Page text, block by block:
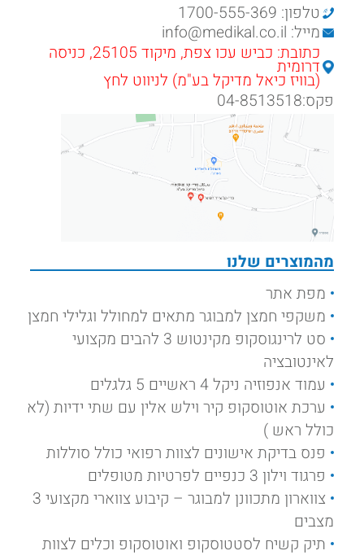
מהמוצרים שלנו
מפת אתר
משקפי חמצן למבוגר מתאים למחולל וגלילי חמצן
סט לרינגוסקופ מקינטוש 3 להבים מקצועי
לאינטובציה
עמוד אנפוזיה ניקל 4 ראשיים 5 גלגלים
ערכת אוטוסקופ קיר וילש אלין עם שתי ידיות (לא
כולל ראש )
פנס בדיקת אישונים לצוות רפואי כולל סוללות
פרגוד וילון 3 כנפיים לפרטיות מטופלים
צווארון מתכוונן למבוגר – קיבוע צווארי מקצועי 3
מצבים
תיק קשיח לסטטוסקופ ואוטוסקופ וכלים לצוות
טלפון: 1700-555-369
מייל: info@medikal.co.il
כתובת: כביש עכו צפת, מיקוד 25105, כניסה
דרומית
(בוויז כיאל מדיקל בע"מ) לניווט לחץ
פקס:04-8513518